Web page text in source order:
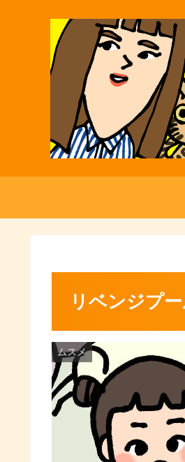
リベンジプ
ムスメ